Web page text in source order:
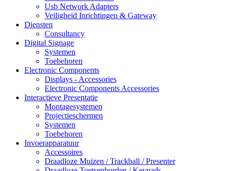
Usb Network Adapters
Veiligheid Inrichtingen & Gateway
Diensten
Consultancy
Digital Signage
Systemen
Toebehoren
Electronic Components
Displays - Accessories
Electronic Components Accessories
Interactieve Presentatie
Montagesystemen
Projectieschermen
Systemen
Toebehoren
Invoerapparatuur
Accessoires
Draadloze Muizen / Trackball / Presenter